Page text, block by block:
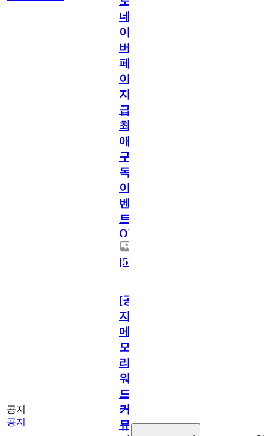
네
이
버
페
이
지
급!
최
애
구
독
이
벤
트
OPEN!
[5]
공지
공지
[공
지]
메
모
리
워
드
커
뮤